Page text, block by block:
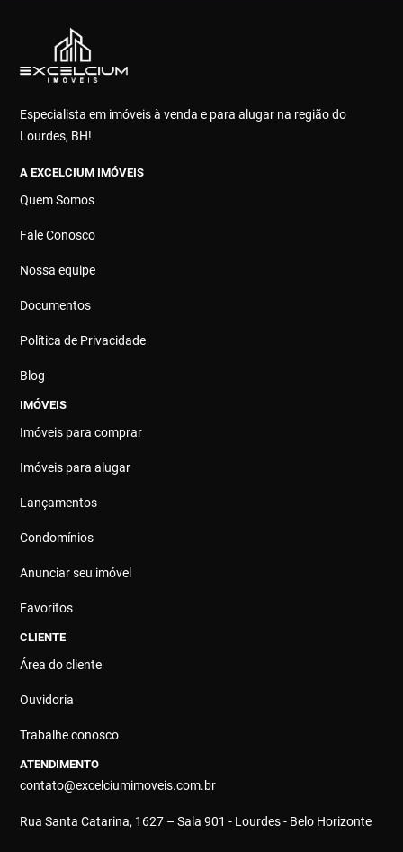
Especialista em imóveis à venda e para alugar na região do
Lourdes, BH!
A EXCELCIUM IMÓVEIS
Quem Somos
Fale Conosco
Nossa equipe
Documentos
Política de Privacidade
Blog
IMÓVEIS
Imóveis para comprar
Imóveis para alugar
Lançamentos
Condomínios
Anunciar seu imóvel
Favoritos
CLIENTE
Área do cliente
Ouvidoria
Trabalhe conosco
ATENDIMENTO
contato@excelciumimoveis.com.br
Rua Santa Catarina, 1627 – Sala 901 - Lourdes - Belo Horizonte